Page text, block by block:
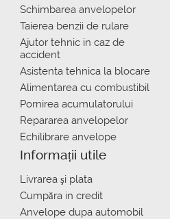
Schimbarea anvelopelor
Taierea benzii de rulare
Ajutor tehnic in caz de
accident
Asistenta tehnica la blocare
Alimentarea cu combustibil
Pornirea acumulatorului
Repararea anvelopelor
Echilibrare anvelope
Informații utile
Livrarea şi plata
Сumpăra in credit
Anvelope dupa automobil